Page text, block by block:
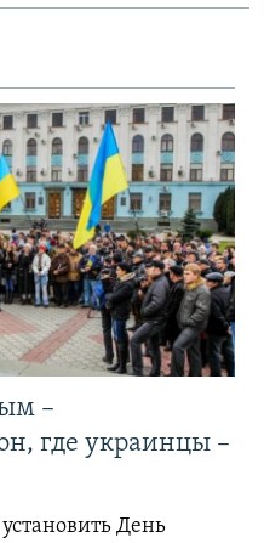
–
где украинцы –
День